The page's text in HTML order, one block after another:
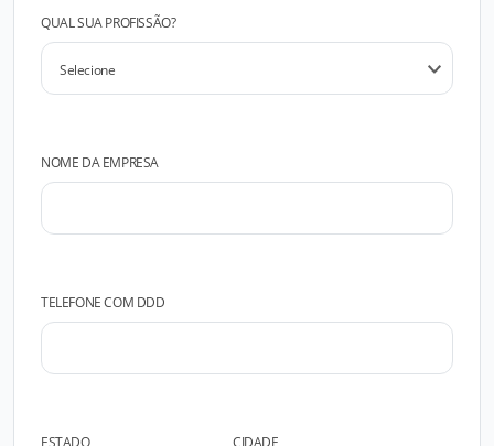
QUAL SUA PROFISSÃO?
NOME DA EMPRESA
TELEFONE COM DDD
ESTADO CIDADE